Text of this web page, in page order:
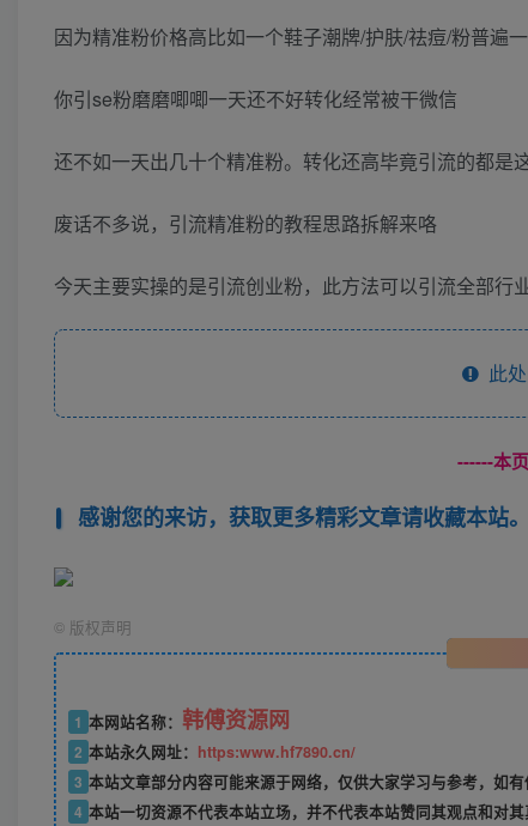
因为精准粉价格高比如一个鞋子潮牌/护肤/祛痘/粉普遍
你引se粉磨磨唧唧一天还不好转化经常被干微信
还不如一天出几十个精准粉。转化还高毕竟引流的都是
废话不多说，引流精准粉的教程思路拆解来咯
今天主要实操的是引流创业粉，此方法可以引流全部行
此
------本
感谢您的来访，获取更多精彩文章请收藏本站。
© 版权声明
1 本网站名称： 韩傅资源网
2 本站永久网址： https:www.hf7890.cn/
3 本站文章部分内容可能来源于网络，仅供大家学习与参考，如
4 本站一切资源不代表本站立场，并不代表本站赞同其观点和对